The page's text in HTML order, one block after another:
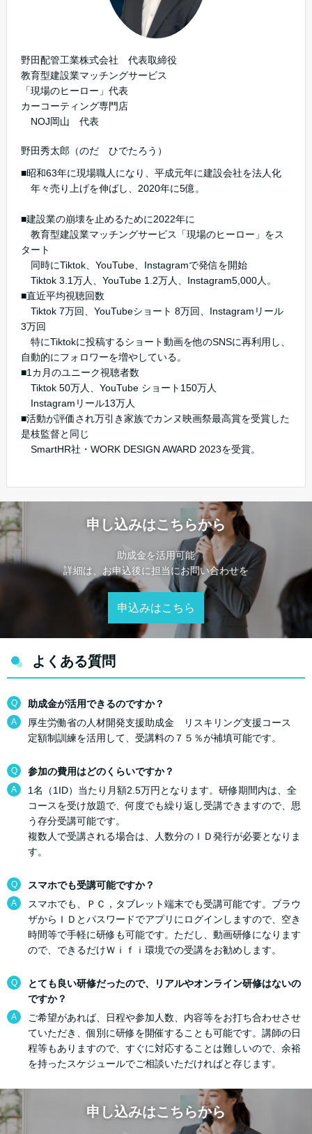
野田配管工業株式会社 代表取締役
教育型建設業マッチングサービス
「現場のヒーロー」代表
カーコーティング専門店
NOJ岡山 代表
野田秀太郎（のだ ひでたろう）
■昭和63年に現場職人になり、平成元年に建設会社を法人化
年々売り上げを伸ばし、2020年に5億。
■建設業の崩壊を止めるために2022年に
教育型建設業マッチングサービス「現場のヒーロー」をス
タート
同時にTiktok、YouTube、Instagramで発信を開始
Tiktok 3.1万人、YouTube 1.2万人、Instagram5,000人。
■直近平均視聴回数
Tiktok 7万回、YouTubeショート 8万回、Instagramリール
3万回
特にTiktokに投稿するショート動画を他のSNSに再利用し、
自動的にフォロワーを増やしている。
■1カ月のユニーク視聴者数
Tiktok 50万人、YouTube ショート150万人
Instagramリール13万人
■活動が評価され万引き家族でカンヌ映画祭最高賞を受賞した
是枝監督と同じ
SmartHR社・WORK DESIGN AWARD 2023を受賞。
申し込みはこちらから
助成金を活用可能
詳細は、お申込後に担当にお問い合わせを
申込みはこちら
よくある質問
Q 助成金が活用できるのですか？
A
厚生労働省の人材開発支援助成金 リスキリング支援コース
定額制訓練を活用して、受講料の７５％が補填可能です。
Q 参加の費用はどのくらいですか？
A
1名（1ID）当たり月額2.5万円となります。研修期間内は、全
コースを受け放題で、何度でも繰り返し受講できますので、思
う存分受講可能です。
複数人で受講される場合は、人数分のＩＤ発行が必要となりま
す。
Q スマホでも受講可能ですか？
A
スマホでも、ＰＣ，タブレット端末でも受講可能です。ブラウ
ザからＩＤとパスワードでアプリにログインしますので、空き
時間等で手軽に研修も可能です。ただし、動画研修になります
ので、できるだけＷｉｆｉ環境での受講をお勧めします。
Q
とても良い研修だったので、リアルやオンライン研修はないの
ですか？
A
ご希望があれば、日程や参加人数、内容等をお打ち合わせさせ
ていただき、個別に研修を開催することも可能です。講師の日
程等もありますので、すぐに対応することは難しいので、余裕
を持ったスケジュールでご相談いただければと存じます。
申し込みはこちらから